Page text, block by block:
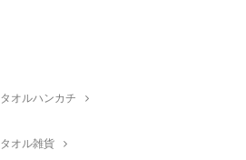
タオルハンカチ
タオル雑貨